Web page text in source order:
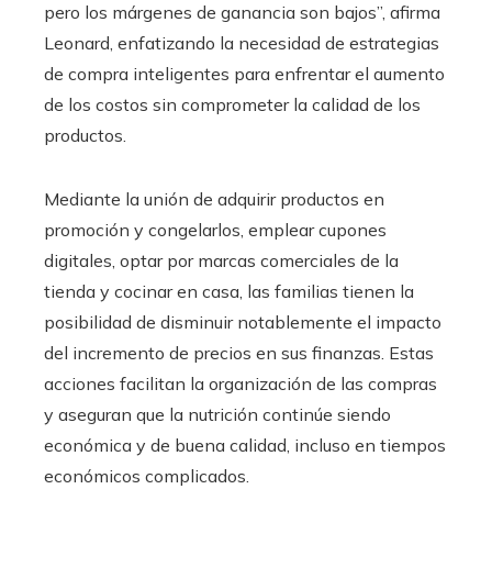
pero los márgenes de ganancia son bajos”, afirma
Leonard, enfatizando la necesidad de estrategias
de compra inteligentes para enfrentar el aumento
de los costos sin comprometer la calidad de los
productos.
Mediante la unión de adquirir productos en
promoción y congelarlos, emplear cupones
digitales, optar por marcas comerciales de la
tienda y cocinar en casa, las familias tienen la
posibilidad de disminuir notablemente el impacto
del incremento de precios en sus finanzas. Estas
acciones facilitan la organización de las compras
y aseguran que la nutrición continúe siendo
económica y de buena calidad, incluso en tiempos
económicos complicados.